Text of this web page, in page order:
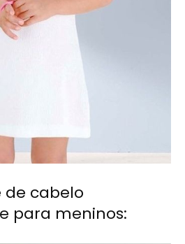
de cabelo
para meninos: